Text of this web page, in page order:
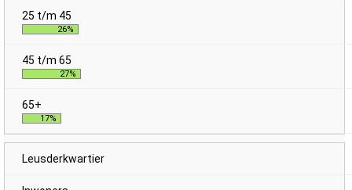
26%
27%
17%
Leusderkwartier